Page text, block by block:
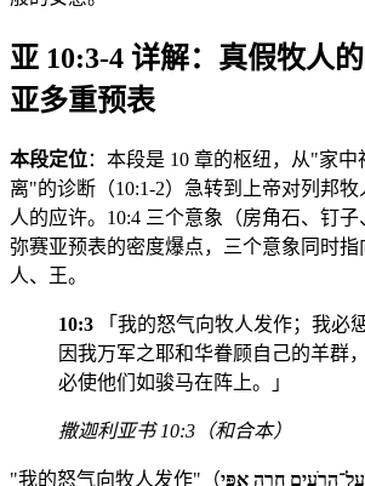
亚 10:3-4 详解：真假牧人
亚多重预表
本段定位：本段是 10 章的枢纽，从"家
离"的诊断（10:1-2）急转到上帝对列邦
人的应许。10:4 三个意象（房角石、钉
弥赛亚预表的密度爆点，三个意象同时
人、王。
10:3 「我的怒气向牧人发作；我必
因我万军之耶和华眷顾自己的羊群
必使他们如骏马在阵上。」
撒迦利亚书 10:3（和合本）
"我的怒气向牧人发作"（עַל־הָרֹעִים חָרָה אַפִּי